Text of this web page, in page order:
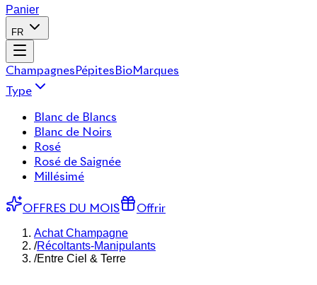
Panier
FR
ChampagnesPépitesBioMarques
Type
Blanc de Blancs
Blanc de Noirs
Rosé
Rosé de Saignée
Millésimé
OFFRES DU MOIS Offrir
Achat Champagne
/Récoltants-Manipulants
/Entre Ciel & Terre